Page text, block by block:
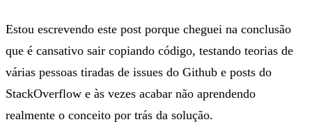
Estou escrevendo este post porque cheguei na conclusão
que é cansativo sair copiando código, testando teorias de
várias pessoas tiradas de issues do Github e posts do
StackOverflow e às vezes acabar não aprendendo
realmente o conceito por trás da solução.